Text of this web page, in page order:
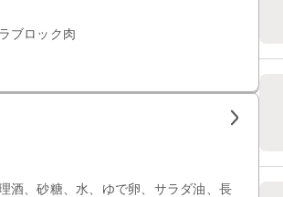
ブロック肉
酒、砂糖、水、ゆで卵、サラダ油、長